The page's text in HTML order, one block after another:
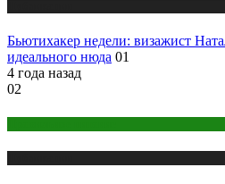
Бьютихакер недели: визажист
идеального нюда 01
4 года назад
02